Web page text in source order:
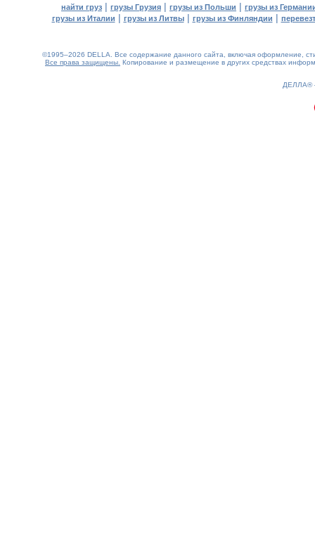
найти груз | грузы Грузия | грузы из Польши | грузы из
грузы из Италии | грузы из Литвы| грузы из Финляндии |
©1995–2026 DELLA. Все содержание данного сайта, включая оформление,
Все права защищены. Копирование и размещение в других средствах